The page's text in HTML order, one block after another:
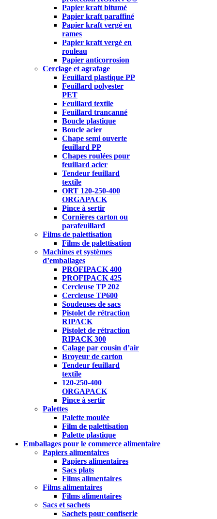
Papier kraft bitumé
Papier kraft paraffiné
Papier kraft vergé en
rames
Papier kraft vergé en
rouleau
Papier anticorrosion
Cerclage et agrafage
Feuillard plastique PP
Feuillard polyester
PET
Feuillard textile
Feuillard trancanné
Boucle plastique
Boucle acier
Chape semi ouverte
feuillard PP
Chapes roulées pour
feuillard acier
Tendeur feuillard
textile
ORT 120-250-400
ORGAPACK
Pince à sertir
Cornières carton ou
parafeuillard
Films de palettisation
Films de palettisation
Machines et systèmes
d’emballages
PROFIPACK 400
PROFIPACK 425
Cercleuse TP 202
Cercleuse TP600
Soudeuses de sacs
Pistolet de rétraction
RIPACK
Pistolet de rétraction
RIPACK 300
Calage par cousin d’air
Broyeur de carton
Tendeur feuillard
textile
120-250-400
ORGAPACK
Pince à sertir
Palettes
Palette moulée
Film de palettisation
Palette plastique
Emballages pour le commerce alimentaire
Papiers alimentaires
Papiers alimentaires
Sacs plats
Films alimentaires
Films alimentaires
Films alimentaires
Sacs et sachets
Sachets pour confiserie